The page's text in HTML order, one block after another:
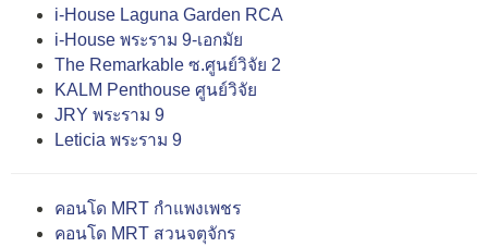
i-House Laguna Garden RCA
i-House พระราม 9-เอกมัย
The Remarkable ซ.ศูนย์วิจัย 2
KALM Penthouse ศูนย์วิจัย
JRY พระราม 9
Leticia พระราม 9
คอนโด MRT กำแพงเพชร
คอนโด MRT สวนจตุจักร